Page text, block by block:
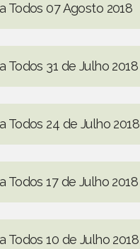
Todos 07 Agosto 2018
Todos 31 de Julho 2018
Todos 24 de Julho 2018
Todos 17 de Julho 2018
Todos 10 de Julho 2018